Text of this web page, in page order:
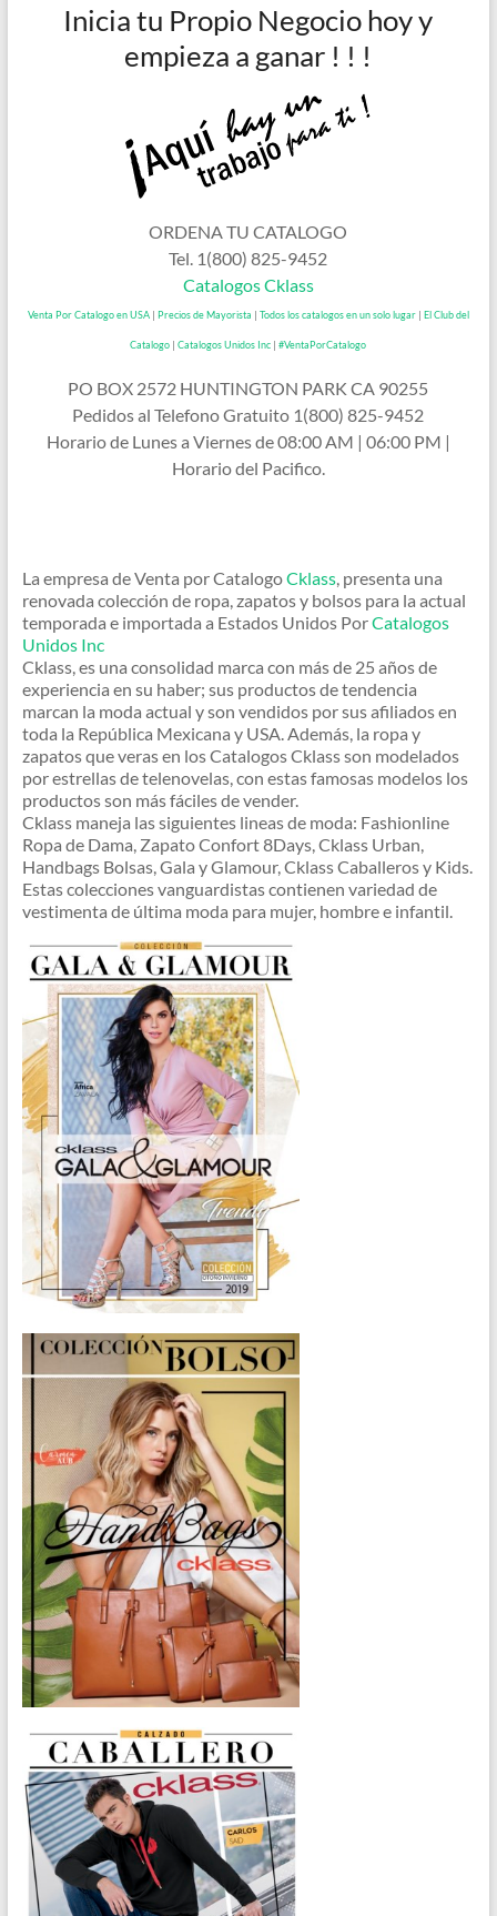
Inicia tu Propio Negocio hoy y
empieza a ganar ! ! !
ORDENA TU CATALOGO
Tel. 1(800) 825-9452
Catalogos Cklass
Venta Por Catalogo en USA| Precios de Mayorista | Todos los catalogos en un solo lugar| El Club del
Catalogo |Catalogos Unidos Inc |#VentaPorCatalogo
PO BOX 2572 HUNTINGTON PARK CA 90255
Pedidos al Telefono Gratuito 1(800) 825-9452
Horario de Lunes a Viernes de 08:00 AM | 06:00 PM |
Horario del Pacifico.
La empresa de Venta por CatalogoCklass, presenta una
renovada colección de ropa, zapatos y bolsos para la actual
temporada e importada a Estados Unidos PorCatalogos
Unidos Inc
Cklass, es una consolidad marca con más de 25 años de
experiencia en su haber; sus productos de tendencia
marcan la moda actual y son vendidos por sus afiliados en
toda la República Mexicana y USA. Además, la ropa y
zapatos que veras en los Catalogos Cklass son modelados
por estrellas de telenovelas, con estas famosas modelos los
productos son más fáciles de vender.
Cklass maneja las siguientes lineas de moda: Fashionline
Ropa de Dama, Zapato Confort 8Days, Cklass Urban,
Handbags Bolsas, Gala y Glamour, Cklass Caballeros y Kids.
Estas colecciones vanguardistas contienen variedad de
vestimenta de última moda para mujer, hombre e infantil.